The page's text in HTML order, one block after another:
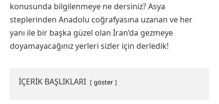
konusunda bilgilenmeye ne dersiniz? Asya
steplerinden Anadolu coğrafyasına uzanan ve her
yanı ile bir başka güzel olan İran’da gezmeye
doyamayacağınız yerleri sizler için derledik!
İÇERİK BAŞLIKLARI göster